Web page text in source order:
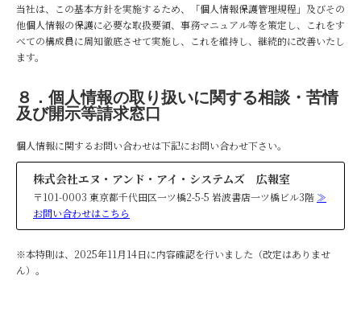
当社は、この基本方針を実施するため、「個人情報保護管理規程」及びその
他個人情報の保護に必要な取扱要領、事務マニュアル等を策定し、これをす
べての構成員に周知徹底させて実施し、これを維持し、継続的に改善いたし
ます。
８．個人情報の取り扱いに関する相談・苦情
及び開示等請求窓口
個人情報に関するお問い合わせは下記にお問い合わせ下さい。
株式会社エヌ・アンド・アイ・システムズ 広報室
〒101-0003 東京都千代田区一ツ橋2-5-5 岩波書店一ツ橋ビル3階 ≫
お問い合わせはこちら
※本特則は、2025年11月14日に内容確認を行いました（改定はありませ
ん）。